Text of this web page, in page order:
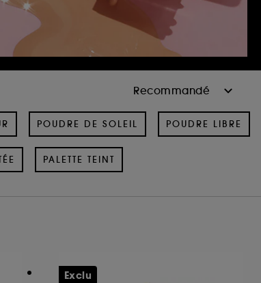
POUDRE DE SOLEIL POUDRE LIBRE
PALETTE TEINT
Exclu